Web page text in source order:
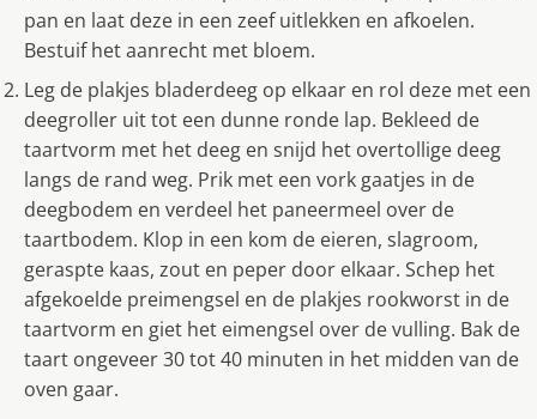
pan en laat deze in een zeef uitlekken en afkoelen.
Bestuif het aanrecht met bloem.
Leg de plakjes bladerdeeg op elkaar en rol deze met een
deegroller uit tot een dunne ronde lap. Bekleed de
taartvorm met het deeg en snijd het overtollige deeg
langs de rand weg. Prik met een vork gaatjes in de
deegbodem en verdeel het paneermeel over de
taartbodem. Klop in een kom de eieren, slagroom,
geraspte kaas, zout en peper door elkaar. Schep het
afgekoelde preimengsel en de plakjes rookworst in de
taartvorm en giet het eimengsel over de vulling. Bak de
taart ongeveer 30 tot 40 minuten in het midden van de
oven gaar.